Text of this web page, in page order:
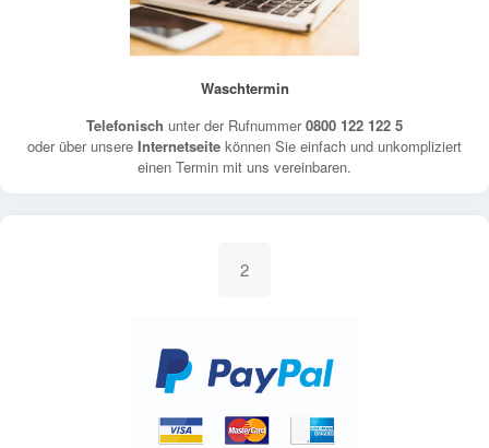
Waschtermin
Telefonisch unter der Rufnummer0800 122 122 5
oder über unsere Internetseite können Sie einfach und unkompliziert
einen Termin mit uns vereinbaren.
2